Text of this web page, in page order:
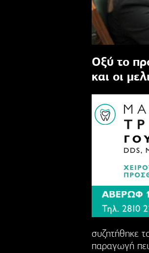
Οξύ το
και οι
συζητήθηκε
παραγωγή